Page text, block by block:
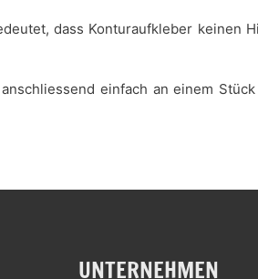
dass Konturaufkleber keinen
einfach an einem
UNTERNEHMEN